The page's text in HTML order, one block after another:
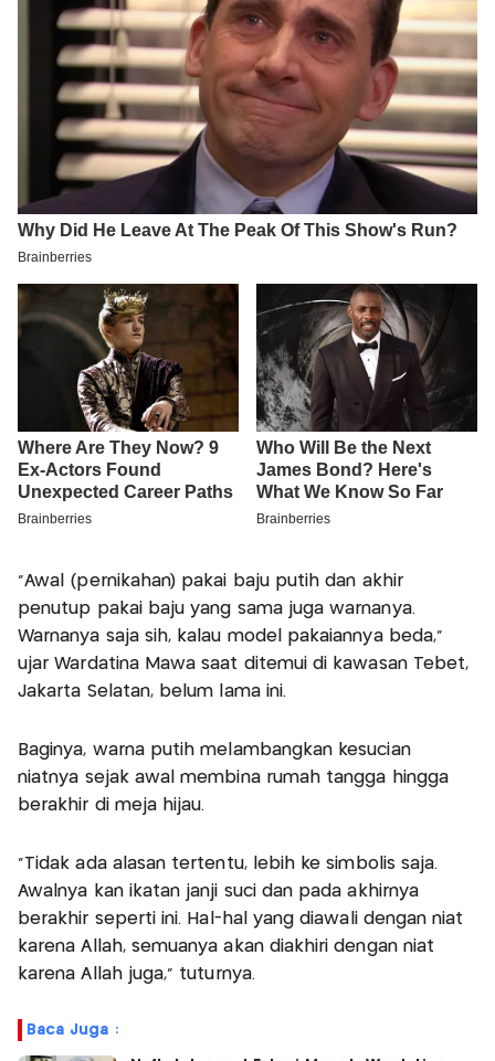
"Awal (pernikahan) pakai baju putih dan akhir
penutup pakai baju yang sama juga warnanya.
Warnanya saja sih, kalau model pakaiannya beda,"
ujar Wardatina Mawa saat ditemui di kawasan Tebet,
Jakarta Selatan, belum lama ini.
Baginya, warna putih melambangkan kesucian
niatnya sejak awal membina rumah tangga hingga
berakhir di meja hijau.
"Tidak ada alasan tertentu, lebih ke simbolis saja.
Awalnya kan ikatan janji suci dan pada akhirnya
berakhir seperti ini. Hal-hal yang diawali dengan niat
karena Allah, semuanya akan diakhiri dengan niat
karena Allah juga," tuturnya.
Baca Juga :